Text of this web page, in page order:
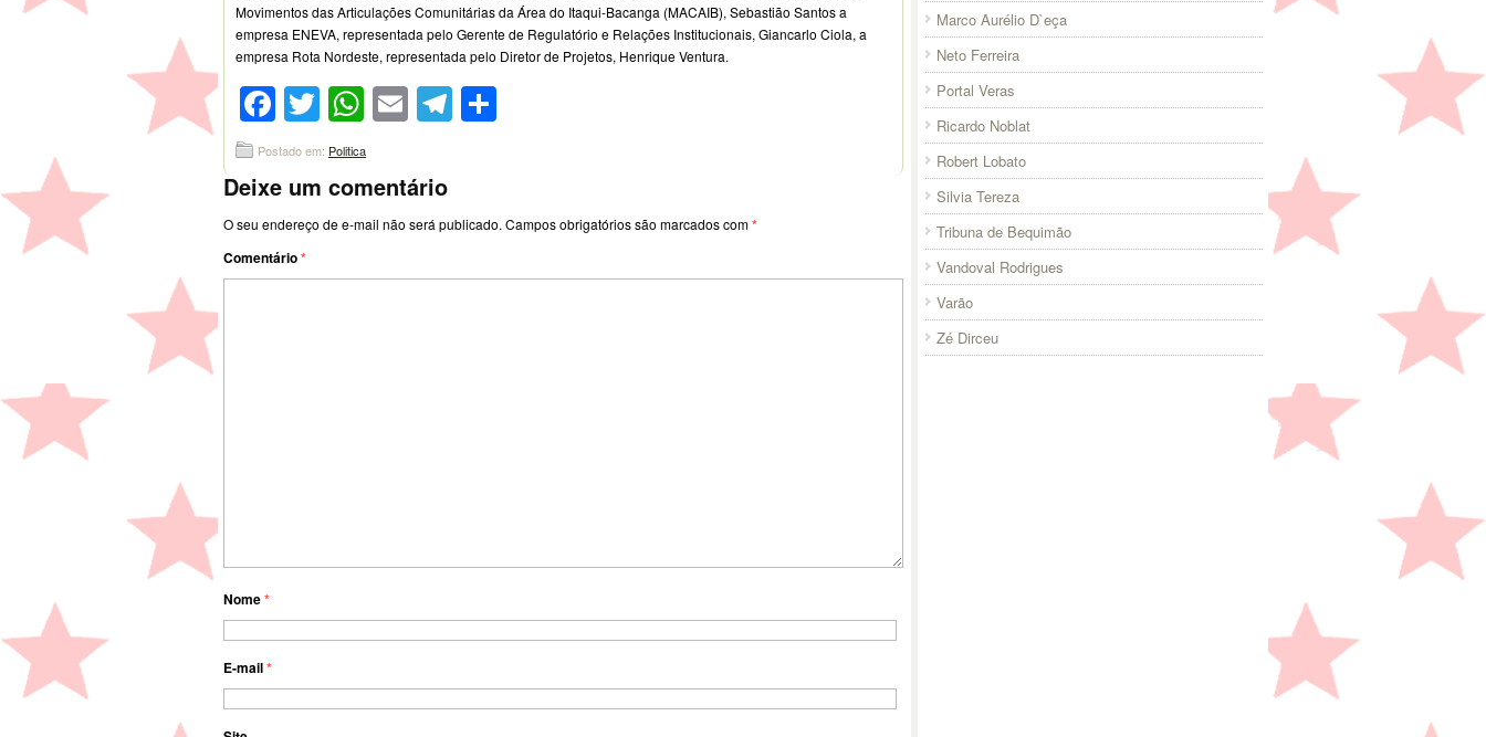
Movimentos das Articulações Comunitárias da Área do Itaqui-Bacanga (MACAIB), Sebastião Santos a
empresa ENEVA, representada pelo Gerente de Regulatório e Relações Institucionais, Giancarlo Ciola, a
empresa Rota Nordeste, representada pelo Diretor de Projetos, Henrique Ventura.
Facebook
Twitter
WhatsApp
EmailTelegram
Postado em: Politica
Deixe um comentário
O seu endereço de e-mail não será publicado. Campos obrigatórios são marcados com*
Comentário*
Nome*
E-mail*
Marco Aurélio D`eça
Neto Ferreira
Portal Veras
Ricardo Noblat
Robert Lobato
Silvia Tereza
Tribuna de Bequimão
Vandoval Rodrigues
Varão
Zé Dirceu